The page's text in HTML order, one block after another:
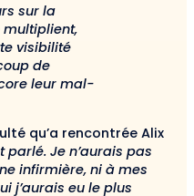
sur la
multiplient,
visibilité
de
leur mal-
qu’a rencontrée Alix
parlé. Je n’aurais pas
infirmière, ni à mes
j’aurais eu le plus